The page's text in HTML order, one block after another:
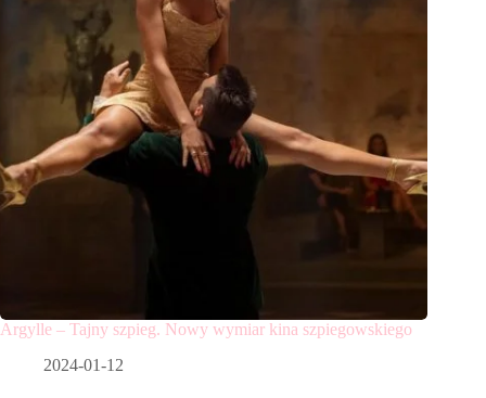
Argylle – Tajny szpieg. Nowy wymiar kina szpiegowskiego
2024-01-12